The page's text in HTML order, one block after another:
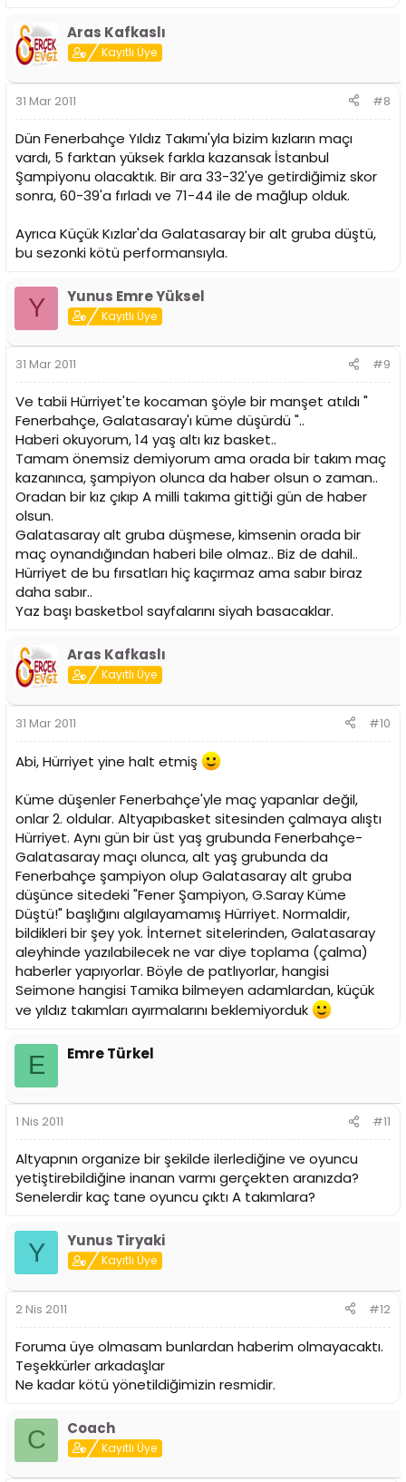
Aras Kafkaslı
Kayıtlı Üye
31 Mar 2011 #8
Dün Fenerbahçe Yıldız Takımı'yla bizim kızların maçı
vardı, 5 farktan yüksek farkla kazansak İstanbul
Şampiyonu olacaktık. Bir ara 33-32'ye getirdiğimiz skor
sonra, 60-39'a fırladı ve 71-44 ile de mağlup olduk.
Ayrıca Küçük Kızlar'da Galatasaray bir alt gruba düştü,
bu sezonki kötü performansıyla.
Y Yunus Emre Yüksel
Kayıtlı Üye
31 Mar 2011 #9
Ve tabii Hürriyet'te kocaman şöyle bir manşet atıldı "
Fenerbahçe, Galatasaray'ı küme düşürdü "..
Haberi okuyorum, 14 yaş altı kız basket..
Tamam önemsiz demiyorum ama orada bir takım maç
kazanınca, şampiyon olunca da haber olsun o zaman..
Oradan bir kız çıkıp A milli takıma gittiği gün de haber
olsun.
Galatasaray alt gruba düşmese, kimsenin orada bir
maç oynandığından haberi bile olmaz.. Biz de dahil..
Hürriyet de bu fırsatları hiç kaçırmaz ama sabır biraz
daha sabır..
Yaz başı basketbol sayfalarını siyah basacaklar.
Aras Kafkaslı
Kayıtlı Üye
31 Mar 2011 #10
Abi, Hürriyet yine halt etmiş
Küme düşenler Fenerbahçe'yle maç yapanlar değil,
onlar 2. oldular. Altyapıbasket sitesinden çalmaya alıştı
Hürriyet. Aynı gün bir üst yaş grubunda Fenerbahçe-
Galatasaray maçı olunca, alt yaş grubunda da
Fenerbahçe şampiyon olup Galatasaray alt gruba
düşünce sitedeki "Fener Şampiyon, G.Saray Küme
Düştü!" başlığını algılayamamış Hürriyet. Normaldir,
bildikleri bir şey yok. İnternet sitelerinden, Galatasaray
aleyhinde yazılabilecek ne var diye toplama (çalma)
haberler yapıyorlar. Böyle de patlıyorlar, hangisi
Seimone hangisi Tamika bilmeyen adamlardan, küçük
ve yıldız takımları ayırmalarını beklemiyorduk
E Emre Türkel
1 Nis 2011 #11
Altyapnın organize bir şekilde ilerlediğine ve oyuncu
yetiştirebildiğine inanan varmı gerçekten aranızda?
Senelerdir kaç tane oyuncu çıktı A takımlara?
Y Yunus Tiryaki
Kayıtlı Üye
2 Nis 2011 #12
Foruma üye olmasam bunlardan haberim olmayacaktı.
Teşekkürler arkadaşlar
Ne kadar kötü yönetildiğimizin resmidir.
C Coach
Kayıtlı Üye